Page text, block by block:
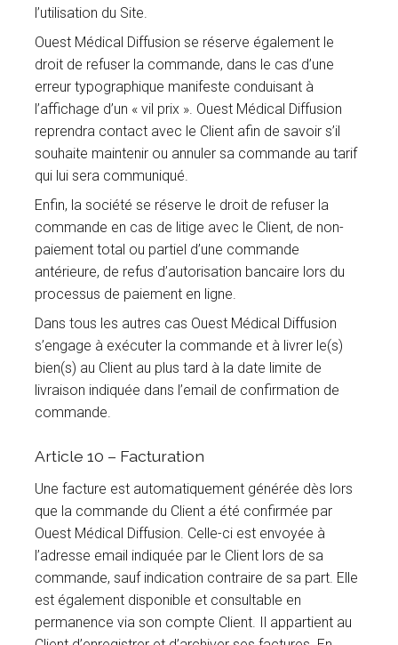
l’utilisation du Site.
Ouest Médical Diffusion se réserve également le
droit de refuser la commande, dans le cas d’une
erreur typographique manifeste conduisant à
l’affichage d’un « vil prix ». Ouest Médical Diffusion
reprendra contact avec le Client afin de savoir s’il
souhaite maintenir ou annuler sa commande au tarif
qui lui sera communiqué.
Enfin, la société se réserve le droit de refuser la
commande en cas de litige avec le Client, de non-
paiement total ou partiel d’une commande
antérieure, de refus d’autorisation bancaire lors du
processus de paiement en ligne.
Dans tous les autres cas Ouest Médical Diffusion
s’engage à exécuter la commande et à livrer le(s)
bien(s) au Client au plus tard à la date limite de
livraison indiquée dans l’email de confirmation de
commande.
Article 10 – Facturation
Une facture est automatiquement générée dès lors
que la commande du Client a été confirmée par
Ouest Médical Diffusion. Celle-ci est envoyée à
l’adresse email indiquée par le Client lors de sa
commande, sauf indication contraire de sa part. Elle
est également disponible et consultable en
permanence via son compte Client. Il appartient au